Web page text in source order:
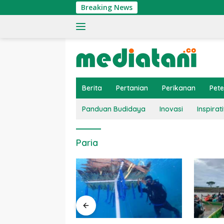
ke
Breaking News
Berita Pertanian Perikanan
Panduan Budidaya Inovasi
Paria